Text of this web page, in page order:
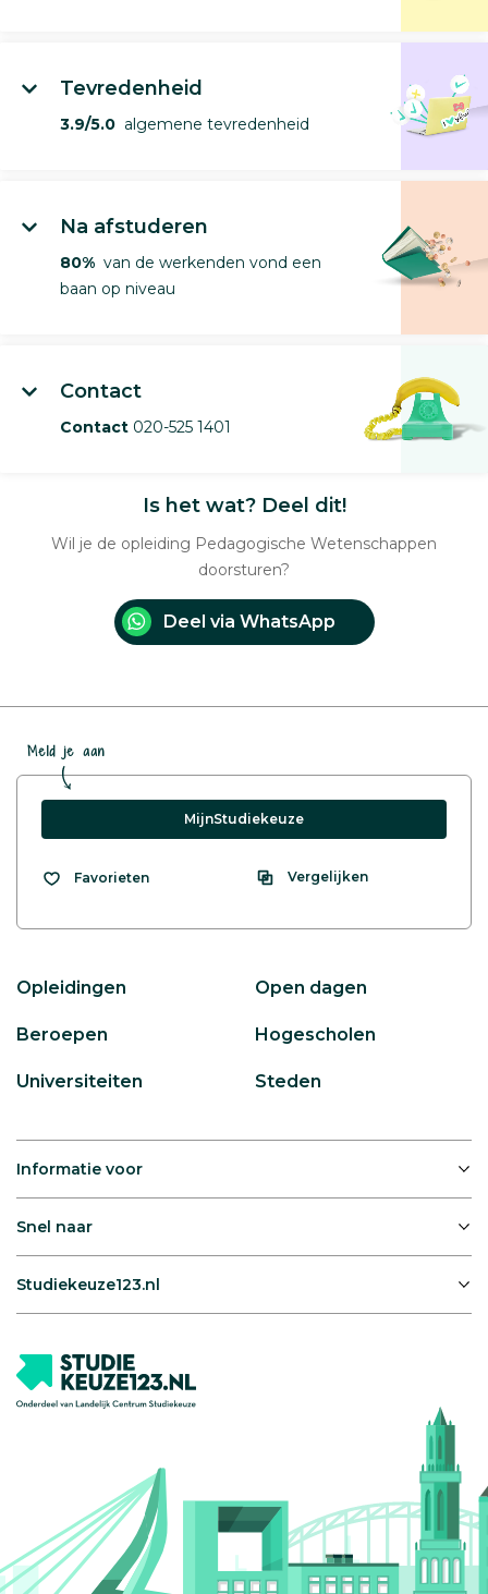
Tevredenheid
3.9/5.0 algemene tevredenheid
Na afstuderen
80% van de werkenden vond een
baan op niveau
Contact
Contact 020-525 1401
Is het wat? Deel dit!
Wil je de opleiding Pedagogische Wetenschappen
doorsturen?
Deel via WhatsApp
Meld je aan
MijnStudiekeuze
Favorieten Vergelijken
Opleidingen Open dagen
Beroepen Hogescholen
Universiteiten Steden
Informatie voor
Snel naar
Studiekeuze123.nl